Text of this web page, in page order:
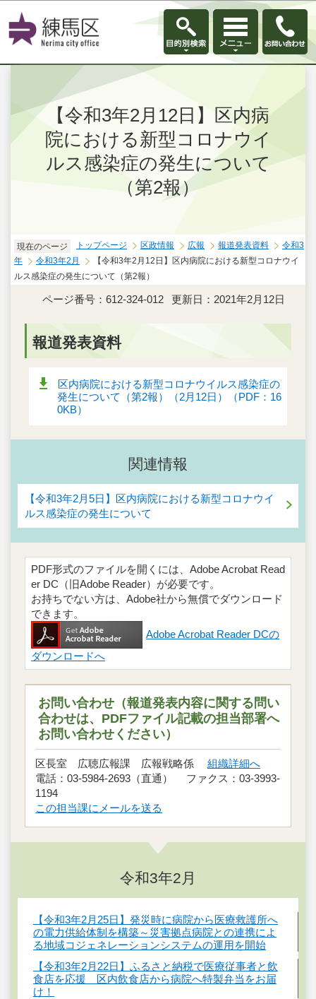
このページの本文へ移動
【令和3年2月12日】区内病
院における新型コロナウイ
ルス感染症の発生について
（第2報）
現在のページ トップページ 区政情報 広報 報道発表資料
令和3
年
令和3年2月
【令和3年2月12日】区内病院における新型コロナウイ
ルス感染症の発生について（第2報）
ページ番号：612-324-012 更新日：2021年2月12日
報道発表資料
区内病院における新型コロナウイルス感染症の
発生について（第2報）（2月12日）（PDF：16
0KB）
関連情報
【令和3年2月5日】区内病院における新型コロナウイ
ルス感染症の発生について
PDF形式のファイルを開くには、Adobe Acrobat Read
er DC（旧Adobe Reader）が必要です。
お持ちでない方は、Adobe社から無償でダウンロード
できます。
Adobe Acrobat Reader DCの
ダウンロードへ
お問い合わせ（報道発表内容に関する問い
合わせは、PDFファイル記載の担当部署へ
お問い合わせください）
区長室 広聴広報課 広報戦略係 組織詳細へ
電話：03-5984-2693（直通） ファクス：03-3993-
1194
この担当課にメールを送る
令和3年2月
【令和3年2月25日】発災時に病院から医療救護所へ
の電力供給体制を構築～災害拠点病院との連携によ
る地域コジェネレーションシステムの運用を開始
【令和3年2月22日】ふるさと納税で医療従事者と飲
食店を応援 区内飲食店から病院へ特製弁当をお届
け！